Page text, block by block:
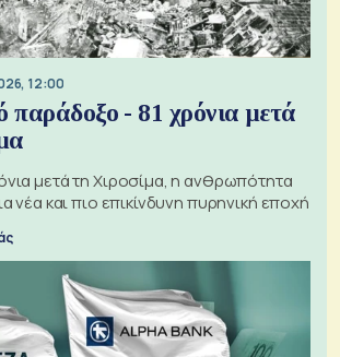
12:00
παράδοξο - 81 χρόνια μετά
μετά τη Χιροσίμα, η ανθρωπότητα
νέα και πιο επικίνδυνη πυρηνική εποχή